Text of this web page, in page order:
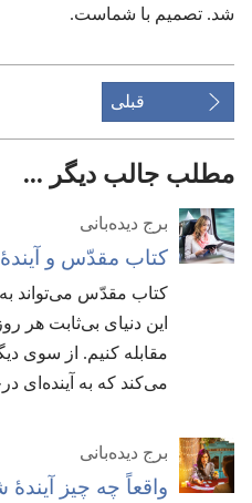
شد.‏ تصمیم با شماست.‏
قبلی
مطلب جالب دیگر ...
برج دیده‌بانی
کتاب مقدّس و
کتاب مقدّس می‌تواند
این دنیای بی‌ثابت هر
مقابله کنیم.‏ از سوی
می‌کند که به آینده‌ای
برج دیده‌بانی
واقعاً چه چیز